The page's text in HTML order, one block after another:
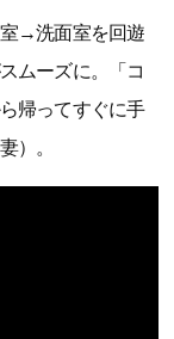
→洗面室を回遊
ムーズに。「コ
帰ってすぐに手
）。